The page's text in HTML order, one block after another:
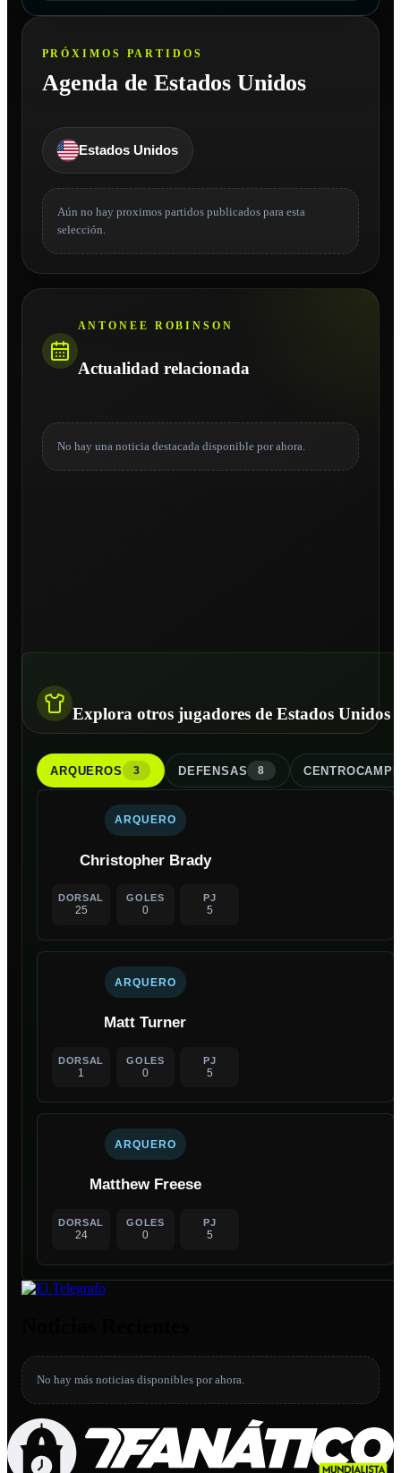
PRÓXIMOS PARTIDOS
Agenda de Estados Unidos
Estados Unidos
Aún no hay proximos partidos publicados para esta
selección.
ANTONEE ROBINSON
Actualidad relacionada
No hay una noticia destacada disponible por ahora.
Explora otros jugadores de Estados Unidos
ARQUEROS 3 DEFENSAS 8
ARQUERO
Christopher Brady
DORSAL
25
GOLES
0
PJ
5
ARQUERO
Matt Turner
DORSAL
1
GOLES
0
PJ
5
ARQUERO
Matthew Freese
DORSAL
24
GOLES
0
PJ
5
No hay más noticias disponibles por ahora.